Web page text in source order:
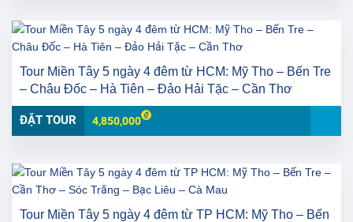
Tour Miền Tây 5 ngày 4 đêm từ HCM: Mỹ Tho – Bến Tre
– Châu Đốc – Hà Tiên – Đảo Hải Tặc – Cần Thơ
ĐẶT TOUR 4,850,000
Tour Miền Tây 5 ngày 4 đêm từ TP HCM: Mỹ Tho – Bến